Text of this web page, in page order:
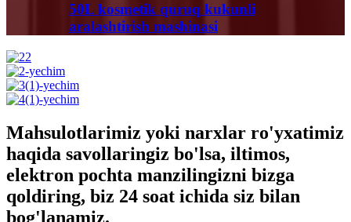
50L kosmetik quruq kukunli
aralashtirish mashinasi
Mahsulotlarimiz yoki narxlar ro'yxatimiz
haqida savollaringiz bo'lsa, iltimos,
elektron pochta manzilingizni bizga
qoldiring, biz 24 soat ichida siz bilan
bog'lanamiz.